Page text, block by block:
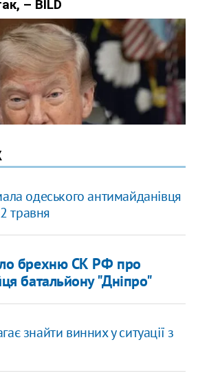
одеського антимайданівця
травня
брехню СК РФ про
батальйону "Дніпро"
знайти винних у ситуації з